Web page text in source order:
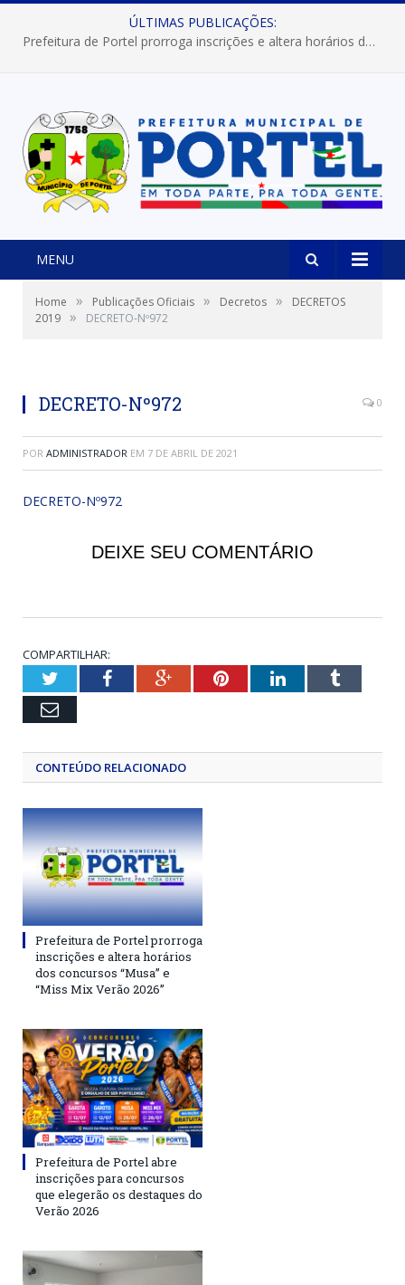
ÚLTIMAS PUBLICAÇÕES:
Prefeitura de Portel prorroga inscrições e altera horários dos concursos “Musa” e “Miss Mix Verão 2026”
MENU
Home » Publicações Oficiais » Decretos »
DECRETOS
2019 » DECRETO-Nº972
DECRETO-Nº972 0
POR ADMINISTRADOR EM 7 DE ABRIL DE 2021
DECRETO-Nº972
DEIXE SEU COMENTÁRIO
COMPARTILHAR:
TwitterFacebookGoogle+PinterestLinkedInTumblr
Email
CONTEÚDO RELACIONADO
Prefeitura de Portel prorroga
inscrições e altera horários
dos concursos “Musa” e
“Miss Mix Verão 2026”
Prefeitura de Portel abre
inscrições para concursos
que elegerão os destaques do
Verão 2026